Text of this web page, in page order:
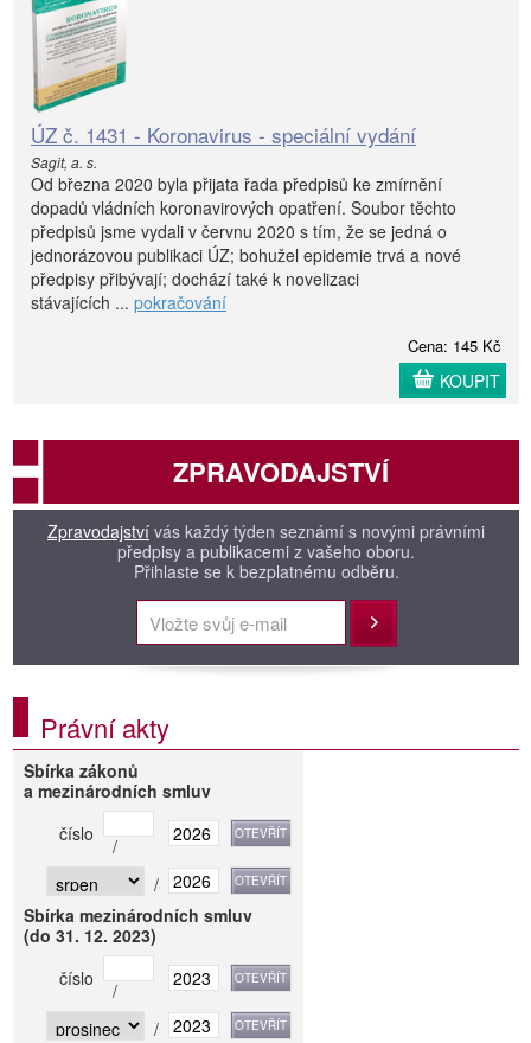
ÚZ č. 1431 - Koronavirus - speciální vydání
Sagit, a. s.
Od března 2020 byla přijata řada předpisů ke zmírnění
dopadů vládních koronavirových opatření. Soubor těchto
předpisů jsme vydali v červnu 2020 s tím, že se jedná o
jednorázovou publikaci ÚZ; bohužel epidemie trvá a nové
předpisy přibývají; dochází také k novelizaci
stávajících ... pokračování
Cena: 145 Kč
KOUPIT
ZPRAVODAJSTVÍ
Zpravodajství vás každý týden seznámí s novými právními
předpisy a publikacemi z vašeho oboru.
Přihlaste se k bezplatnému odběru.
Přihlásit
Právní akty
Sbírka zákonů
a mezinárodních smluv
číslo
/
/
Sbírka mezinárodních smluv
(do 31. 12. 2023)
číslo
/
/